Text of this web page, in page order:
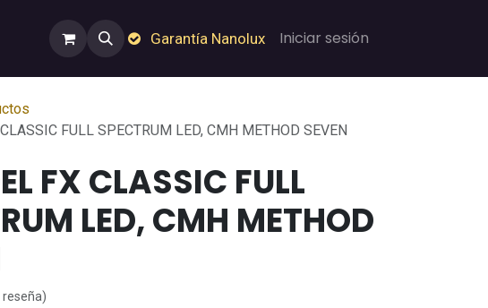
Sobre Nosotros Empleos Garantía de Nanolux
Garantía Nanolux Iniciar sesión
FULL SPECTRUM LED, CMH METHOD SEVEN
FX CLASSIC FULL
LED, CMH METHOD
reseña)